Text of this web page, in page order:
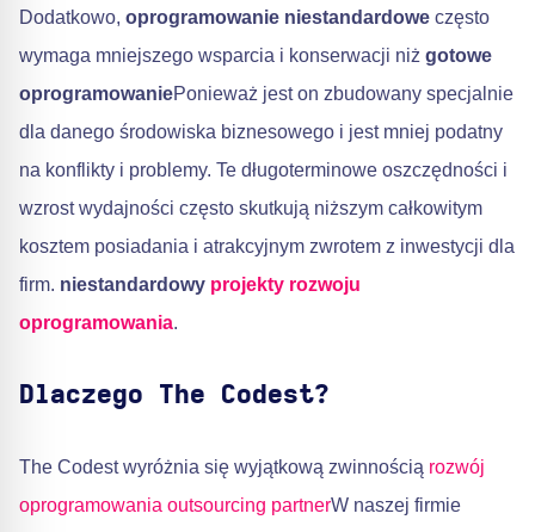
Dodatkowo, oprogramowanie niestandardowe często
wymaga mniejszego wsparcia i konserwacji niż gotowe
oprogramowaniePonieważ jest on zbudowany specjalnie
dla danego środowiska biznesowego i jest mniej podatny
na konflikty i problemy. Te długoterminowe oszczędności i
wzrost wydajności często skutkują niższym całkowitym
kosztem posiadania i atrakcyjnym zwrotem z inwestycji dla
firm. niestandardowy projekty rozwoju
oprogramowania.
Dlaczego The Codest?
The Codest wyróżnia się wyjątkową zwinnością rozwój
oprogramowania outsourcing partnerW naszej firmie